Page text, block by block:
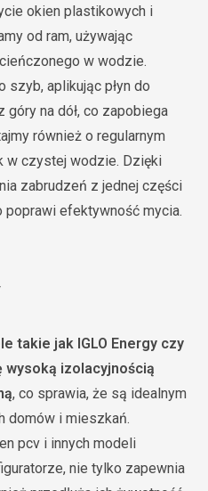
okien plastikowych i
od ram, używając
w wodzie.
szyb, aplikując płyn do
na dół, co zapobiega
również o regularnym
w czystej wodzie. Dzięki
zabrudzeń z jednej części
poprawi efektywność mycia.
takie jak IGLO Energy czy
wysoką izolacyjnością
, co sprawia, że są idealnym
domów i mieszkań.
pcv i innych modeli
nie tylko zapewnia